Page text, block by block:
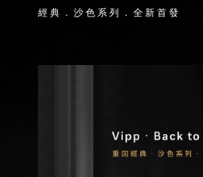
經典．沙色系列．全新首發